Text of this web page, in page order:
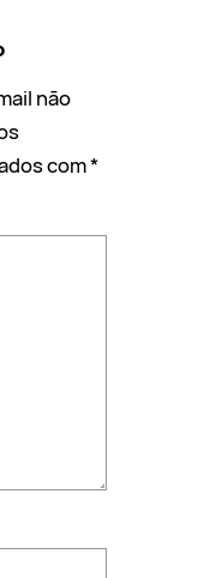
não
com*